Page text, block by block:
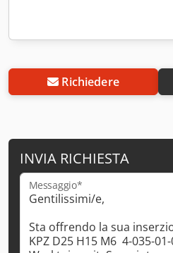
Richiedere
INVIA RICHIESTA
Messaggio*